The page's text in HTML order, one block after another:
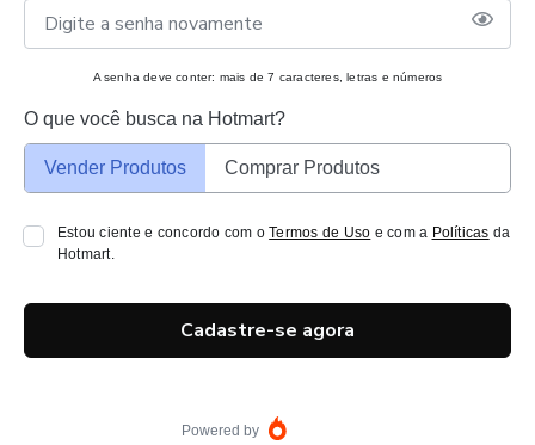
A senha deve conter: mais de 7 caracteres, letras e números
O que você busca na Hotmart?
Vender Produtos Comprar Produtos
Estou ciente e concordo com oTermos de Uso e com a Políticas da
Hotmart.
Cadastre-se agora
Powered by